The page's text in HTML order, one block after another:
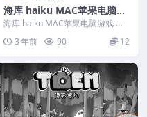
海库 haiku MAC苹果电脑游
戏 原生中文版 支持12 13 14
海库 haiku MAC苹果电脑游戏 原
生中文版 支持12 13 14 &nbs...
3 年前 90 12